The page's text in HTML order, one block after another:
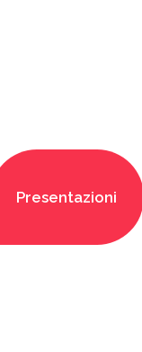
Presentazioni